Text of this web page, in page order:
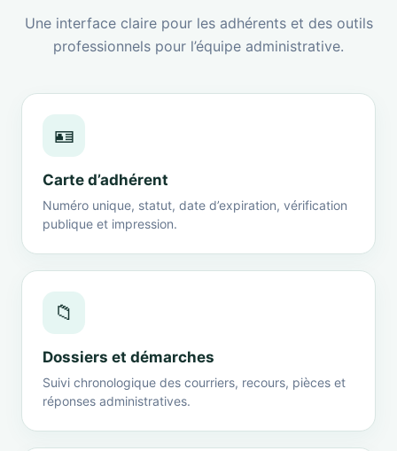
Une interface claire pour les adhérents et des outils
professionnels pour l’équipe administrative.
🪪
Carte d’adhérent
Numéro unique, statut, date d’expiration, vérification
publique et impression.
📁
Dossiers et démarches
Suivi chronologique des courriers, recours, pièces et
réponses administratives.